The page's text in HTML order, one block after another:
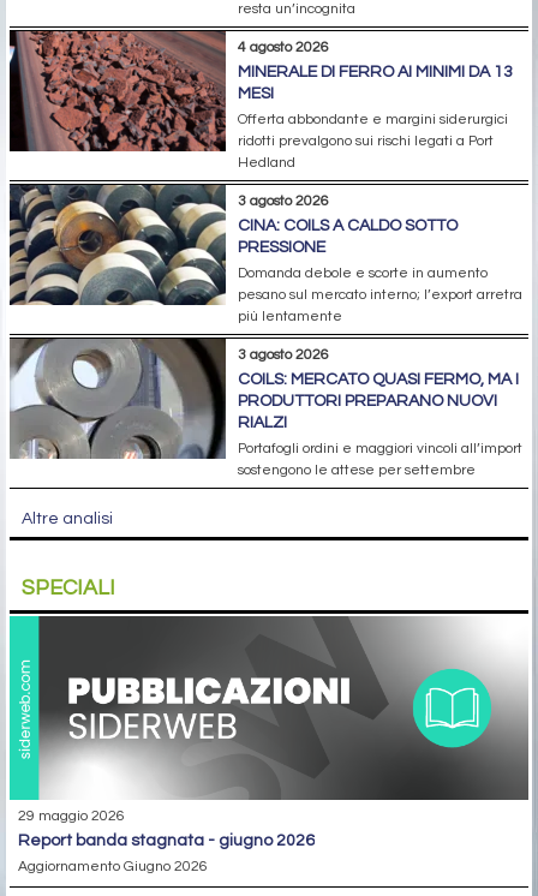
resta un’incognita
4 agosto 2026
MINERALE DI FERRO AI MINIMI DA 13
MESI
Offerta abbondante e margini siderurgici
ridotti prevalgono sui rischi legati a Port
Hedland
3 agosto 2026
CINA: COILS A CALDO SOTTO
PRESSIONE
Domanda debole e scorte in aumento
pesano sul mercato interno; l’export arretra
più lentamente
3 agosto 2026
COILS: MERCATO QUASI FERMO, MA I
PRODUTTORI PREPARANO NUOVI
RIALZI
Portafogli ordini e maggiori vincoli all’import
sostengono le attese per settembre
Altre analisi
SPECIALI
29 maggio 2026
report banda stagnata - giugno 2026
Aggiornamento Giugno 2026